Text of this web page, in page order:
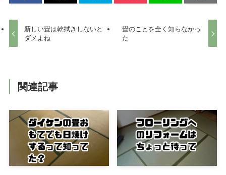
新しい畳は乾拭きしないと
ダメよね
畳のことを全く知らなかっ
た
関連記事